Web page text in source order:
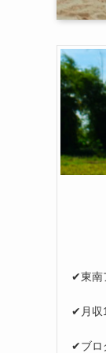
✔︎東南
✔︎月収
✔︎ブロ